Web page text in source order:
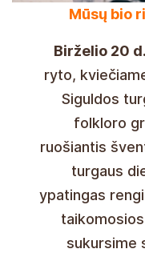
Mūsų bio
Birželio 20
ryto,
Siguldos
folkloro
ruošiantis
turgaus
ypatingas
sukursime